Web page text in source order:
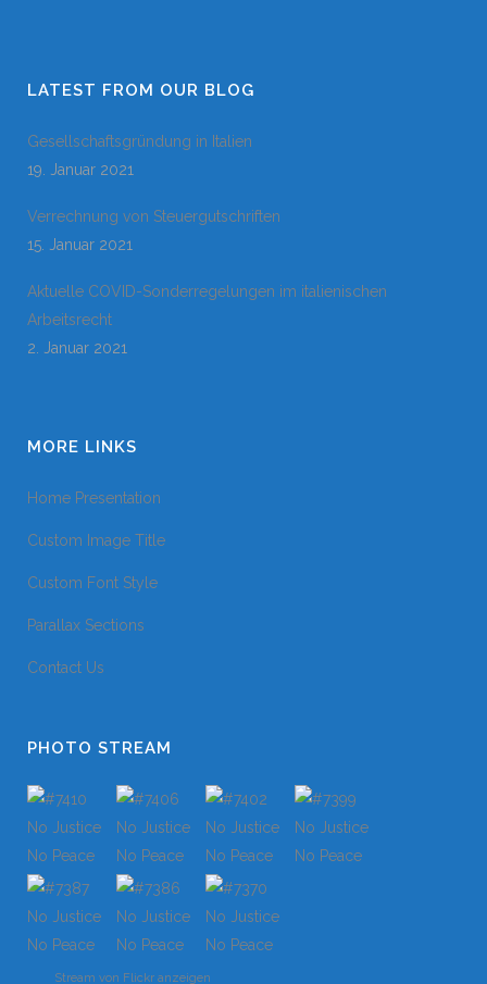
LATEST FROM OUR BLOG
Gesellschaftsgründung in Italien
19. Januar 2021
Verrechnung von Steuergutschriften
15. Januar 2021
Aktuelle COVID-Sonderregelungen im italienischen
Arbeitsrecht
2. Januar 2021
MORE LINKS
Home Presentation
Custom Image Title
Custom Font Style
Parallax Sections
Contact Us
PHOTO STREAM
Stream von Flickr anzeigen